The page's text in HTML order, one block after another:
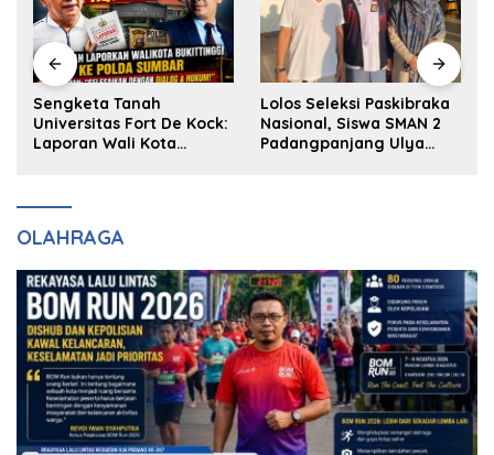
Sengketa Tanah
Universitas Fort De Kock:
Laporan Wali Kota
Lolos Seleksi Paskibraka
Nasional, Siswa SMAN 2
Padangpanjang Ulya
OLAHRAGA